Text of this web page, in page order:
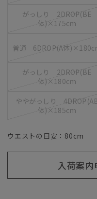
がっしり 2DROP(BE
体)×175cm
普通 6DROP(A体
がっしり 2DROP(BE
体)×180cm
ややがっしり
体)×185cm
ウエストの目安： 80cm
入荷案内